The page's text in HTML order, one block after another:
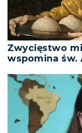
Zwycięstwo
wspomina św.